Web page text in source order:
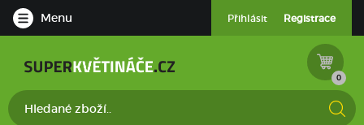
Menu Přihlásit Registrace
0